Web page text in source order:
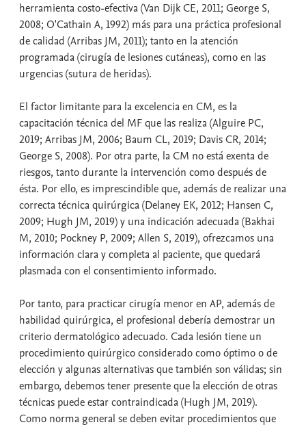
herramienta costo-efectiva (Van Dijk CE, 2011; George S,
2008; O'Cathain A, 1992) más para una práctica profesional
de calidad (Arribas JM, 2011); tanto en la atención
programada (cirugía de lesiones cutáneas), como en las
urgencias (sutura de heridas).
El factor limitante para la excelencia en CM, es la
capacitación técnica del MF que las realiza (Alguire PC,
2019; Arribas JM, 2006; Baum CL, 2019; Davis CR, 2014;
George S, 2008). Por otra parte, la CM no está exenta de
riesgos, tanto durante la intervención como después de
ésta. Por ello, es imprescindible que, además de realizar una
correcta técnica quirúrgica (Delaney EK, 2012; Hansen C,
2009; Hugh JM, 2019) y una indicación adecuada (Bakhai
M, 2010; Pockney P, 2009; Allen S, 2019), ofrezcamos una
información clara y completa al paciente, que quedará
plasmada con el consentimiento informado.
Por tanto, para practicar cirugía menor en AP, además de
habilidad quirúrgica, el profesional debería demostrar un
criterio dermatológico adecuado. Cada lesión tiene un
procedimiento quirúrgico considerado como óptimo o de
elección y algunas alternativas que también son válidas; sin
embargo, debemos tener presente que la elección de otras
técnicas puede estar contraindicada (Hugh JM, 2019).
Como norma general se deben evitar procedimientos que